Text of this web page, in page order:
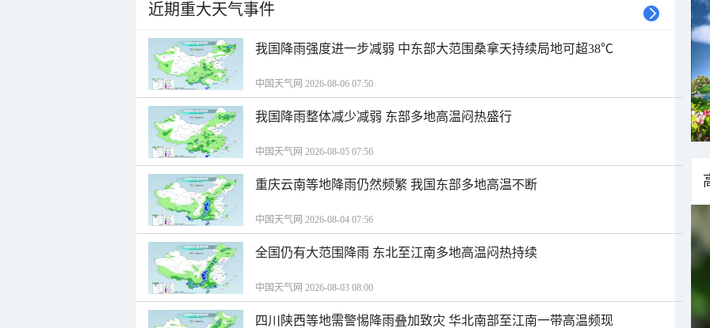
近期重大天气事件
我国降雨强度进一步减弱 中东部大范围桑拿天持续局地可超38℃
中国天气网 2026-08-06 07:50
我国降雨整体减少减弱 东部多地高温闷热盛行
中国天气网 2026-08-05 07:56
重庆云南等地降雨仍然频繁 我国东部多地高温不断
中国天气网 2026-08-04 07:56
全国仍有大范围降雨 东北至江南多地高温闷热持续
中国天气网 2026-08-03 08:00
四川陕西等地需警惕降雨叠加致灾 华北南部至江南一带高温频现